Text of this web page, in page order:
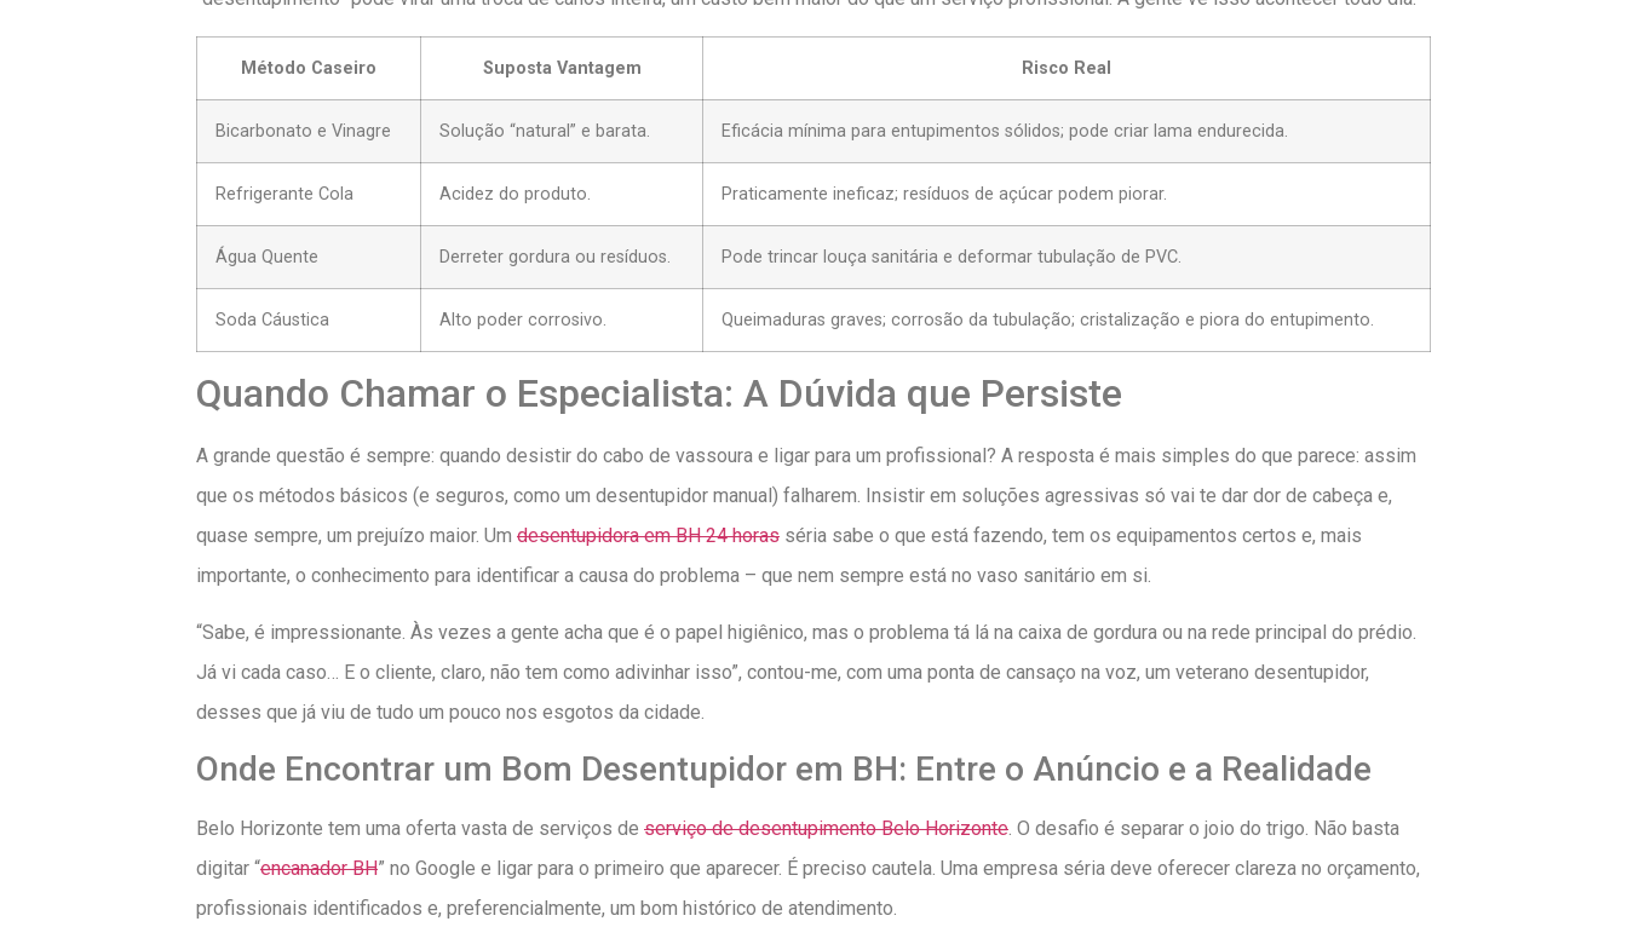
Método Caseiro Suposta Vantagem Risco Real
Bicarbonato e Vinagre Solução “natural” e barata. Eficácia mínima para entupimentos sólidos; pode criar lama endurecida.
Refrigerante Cola Acidez do produto. Praticamente ineficaz; resíduos de açúcar podem piorar.
Água Quente Derreter gordura ou resíduos. Pode trincar louça sanitária e deformar tubulação de PVC.
Soda Cáustica Alto poder corrosivo. Queimaduras graves; corrosão da tubulação; cristalização e piora do entupimento.
Quando Chamar o Especialista: A Dúvida que Persiste
A grande questão é sempre: quando desistir do cabo de vassoura e ligar para um profissional? A resposta é mais simples do que parece: assim
que os métodos básicos (e seguros, como um desentupidor manual) falharem. Insistir em soluções agressivas só vai te dar dor de cabeça e,
quase sempre, um prejuízo maior. Um desentupidora em BH 24 horas séria sabe o que está fazendo, tem os equipamentos certos e, mais
importante, o conhecimento para identificar a causa do problema – que nem sempre está no vaso sanitário em si.
“Sabe, é impressionante. Às vezes a gente acha que é o papel higiênico, mas o problema tá lá na caixa de gordura ou na rede principal do prédio.
Já vi cada caso… E o cliente, claro, não tem como adivinhar isso”, contou-me, com uma ponta de cansaço na voz, um veterano desentupidor,
desses que já viu de tudo um pouco nos esgotos da cidade.
Onde Encontrar um Bom Desentupidor em BH: Entre o Anúncio e a Realidade
Belo Horizonte tem uma oferta vasta de serviços de serviço de desentupimento Belo Horizonte. O desafio é separar o joio do trigo. Não basta
digitar “encanador BH” no Google e ligar para o primeiro que aparecer. É preciso cautela. Uma empresa séria deve oferecer clareza no orçamento,
profissionais identificados e, preferencialmente, um bom histórico de atendimento.